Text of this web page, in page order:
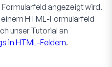
angezeigt wird.
HTML-Formularfeld
unser Tutorial an
in HTML-Feldern.